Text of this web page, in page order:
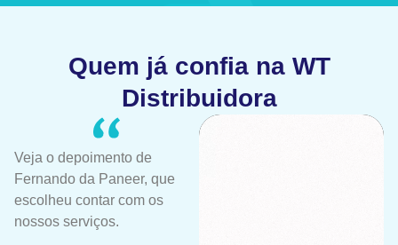
Quem já confia na WT
Distribuidora
Veja o depoimento de
Fernando da Paneer, que
escolheu contar com os
nossos serviços.